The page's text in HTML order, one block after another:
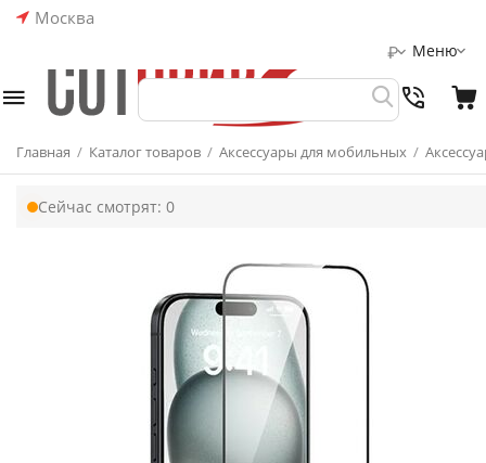
Москва
Меню
₽
Главная / Каталог товаров / Аксессуары для мобильных /
Сейчас смотрят: 0